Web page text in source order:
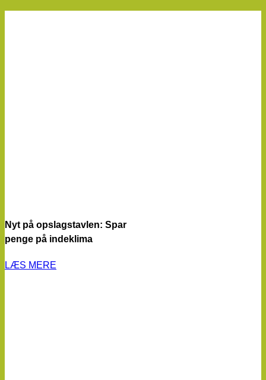
Nyt på opslagstavlen: Spar
penge på indeklima
LÆS MERE